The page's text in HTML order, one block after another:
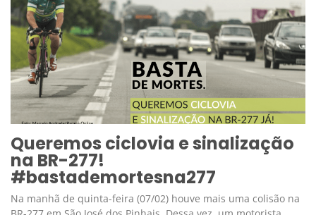
Queremos ciclovia e sinalização
na BR-277!
#bastademortesna277
Na manhã de quinta-feira (07/02) houve mais uma colisão na